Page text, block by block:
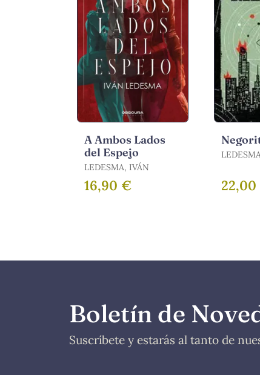
A Ambos Lados
del Espejo
LEDESMA, IVÁN
16,90 €
Boletín de
Suscríbete y estarás al tanto de